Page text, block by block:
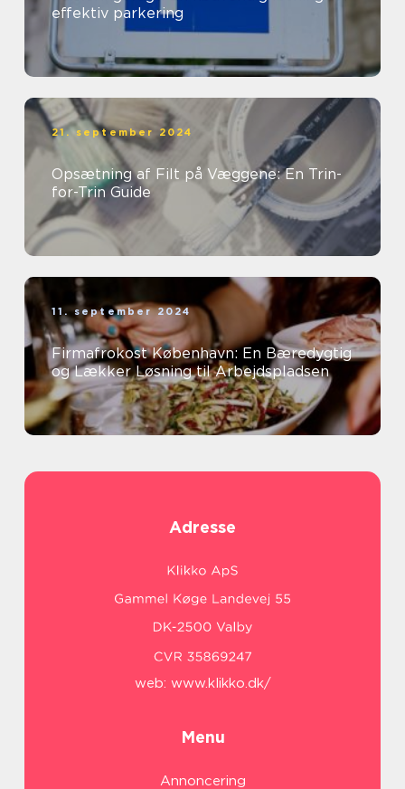
effektiv parkering
21. september 2024
Opsætning af Filt på Væggene: En Trin-
for-Trin Guide
11. september 2024
Firmafrokost København: En Bæredygtig
og Lækker Løsning til Arbejdspladsen
Adresse
web: www.klikko.dk/
Menu
Annoncering